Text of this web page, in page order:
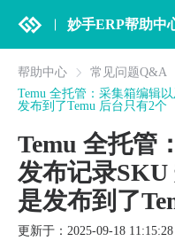
妙手ERP帮助中
帮助中心 常见问题Q&A
Temu 全托管：采集箱编辑
发布到了Temu 后台只有2个
Temu 全托管
发布记录SKU
是发布到了
更新于：2025-09-18 11:15:28